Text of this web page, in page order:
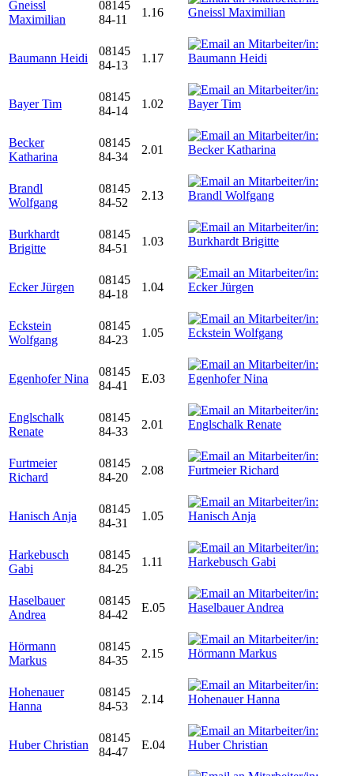
Gneissl
Maximilian
08145
84-11
1.16
Baumann Heidi
08145
84-13
1.17
Bayer Tim
08145
84-14
1.02
Becker
Katharina
08145
84-34
2.01
Brandl
Wolfgang
08145
84-52
2.13
Burkhardt
Brigitte
08145
84-51
1.03
Ecker Jürgen
08145
84-18
1.04
Eckstein
Wolfgang
08145
84-23
1.05
Egenhofer Nina
08145
84-41
E.03
Englschalk
Renate
08145
84-33
2.01
Furtmeier
Richard
08145
84-20
2.08
Hanisch Anja
08145
84-31
1.05
Harkebusch
Gabi
08145
84-25
1.11
Haselbauer
Andrea
08145
84-42
E.05
Hörmann
Markus
08145
84-35
2.15
Hohenauer
Hanna
08145
84-53
2.14
Huber Christian
08145
84-47
E.04